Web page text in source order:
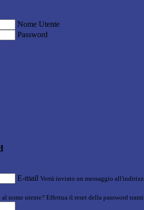
Nome Utente
Password
E-mail Verrà inviato un messaggio
nome utente? Effettua il reset della password